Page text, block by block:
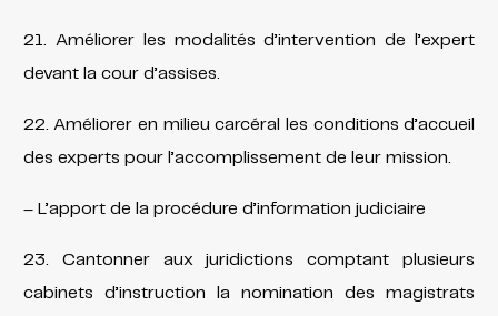
21. Améliorer les modalités d’intervention de l’expert
devant la cour d’assises.
22. Améliorer en milieu carcéral les conditions d’accueil
des experts pour l’accomplissement de leur mission.
– L’apport de la procédure d’information judiciaire
23. Cantonner aux juridictions comptant plusieurs
cabinets d’instruction la nomination des magistrats